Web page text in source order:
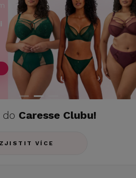
do Caresse Clubu!
ZJISTIT VÍCE